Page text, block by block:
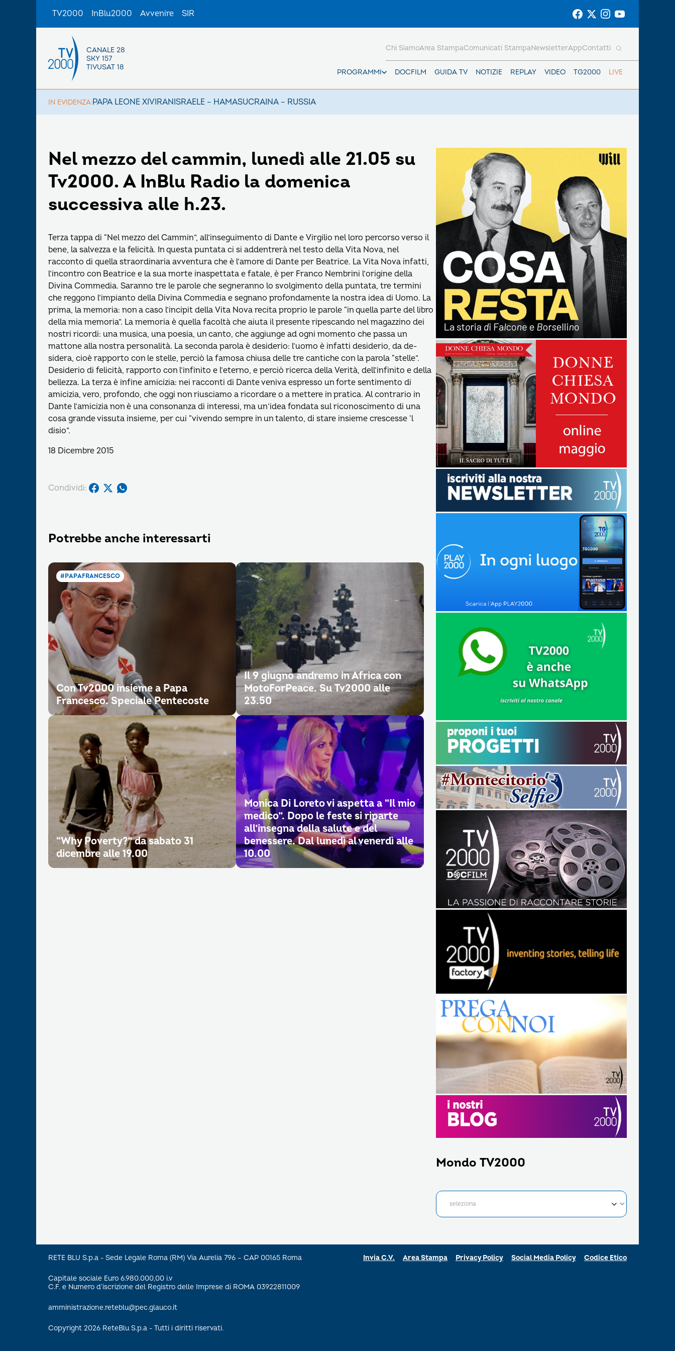
TV2000 InBlu2000 Avvenire SIR
CANALE 28
SKY 157
TIVUSAT 18
PROGRAMMI DOCFILM GUIDA TV NOTIZIE REPLAY VIDEO TG2000 LIVE
Chi SiamoArea StampaComunicati StampaNewsletterAppContatti
IN EVIDENZA:PAPA LEONE XIVIRANISRAELE – HAMASUCRAINA – RUSSIA
Nel mezzo del cammin, lunedì alle 21.05 su
Tv2000. A InBlu Radio la domenica
successiva alle h.23.
Terza tappa di “Nel mezzo del Cammin”, all’inseguimento di Dante e Virgilio nel loro percorso verso il
bene, la salvezza e la felicità. In questa puntata ci si addentrerà nel testo della Vita Nova, nel
racconto di quella straordinaria avventura che è l’amore di Dante per Beatrice. La Vita Nova infatti,
l’incontro con Beatrice e la sua morte inaspettata e fatale, è per Franco Nembrini l’origine della
Divina Commedia. Saranno tre le parole che segneranno lo svolgimento della puntata, tre termini
che reggono l’impianto della Divina Commedia e segnano profondamente la nostra idea di Uomo. La
prima, la memoria: non a caso l’incipit della Vita Nova recita proprio le parole “in quella parte del libro
della mia memoria”. La memoria è quella facoltà che aiuta il presente ripescando nel magazzino dei
nostri ricordi: una musica, una poesia, un canto, che aggiunge ad ogni momento che passa un
mattone alla nostra personalità. La seconda parola è desiderio: l’uomo è infatti desiderio, da de-
sidera, cioè rapporto con le stelle, perciò la famosa chiusa delle tre cantiche con la parola “stelle”.
Desiderio di felicità, rapporto con l’infinito e l’eterno, e perciò ricerca della Verità, dell’infinito e della
bellezza. La terza è infine amicizia: nei racconti di Dante veniva espresso un forte sentimento di
amicizia, vero, profondo, che oggi non riusciamo a ricordare o a mettere in pratica. Al contrario in
Dante l’amicizia non è una consonanza di interessi, ma un’idea fondata sul riconoscimento di una
cosa grande vissuta insieme, per cui “vivendo sempre in un talento, di stare insieme crescesse ‘l
disio”.
18 Dicembre 2015
Condividi:
Potrebbe anche interessarti
#PAPAFRANCESCO
Con Tv2000 insieme a Papa
Francesco. Speciale Pentecoste
Il 9 giugno andremo in Africa con
MotoForPeace. Su Tv2000 alle
23.50
“Why Poverty?” da sabato 31
dicembre alle 19.00
Monica Di Loreto vi aspetta a “Il mio
medico”. Dopo le feste si riparte
all’insegna della salute e del
benessere. Dal lunedì al venerdì alle
10.00
Mondo TV2000
RETE BLU S.p.a - Sede Legale Roma (RM) Via Aurelia 796 – CAP 00165 Roma
Capitale sociale Euro 6.980.000,00 i.v
C.F. e Numero d’iscrizione del Registro delle Imprese di ROMA 03922811009
amministrazione.reteblu@pec.glauco.it
Copyright 2026 ReteBlu S.p.a - Tutti i diritti riservati.
Invia C.V. Area Stampa Privacy Policy Social Media Policy Codice Etico